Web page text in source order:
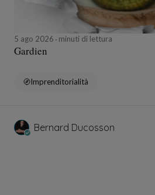
5 ago 2026 minuti di lettura
Gardien
Imprenditorialità
Bernard Ducosson